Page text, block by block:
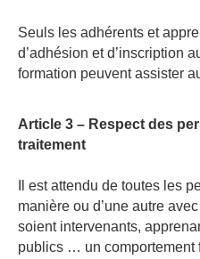
Seuls les adhérents et
d’adhésion et d’inscription
formation peuvent assister
Article 3 – Respect des
traitement
Il est attendu de toutes les
manière ou d’une autre
soient intervenants,
publics … un comportement